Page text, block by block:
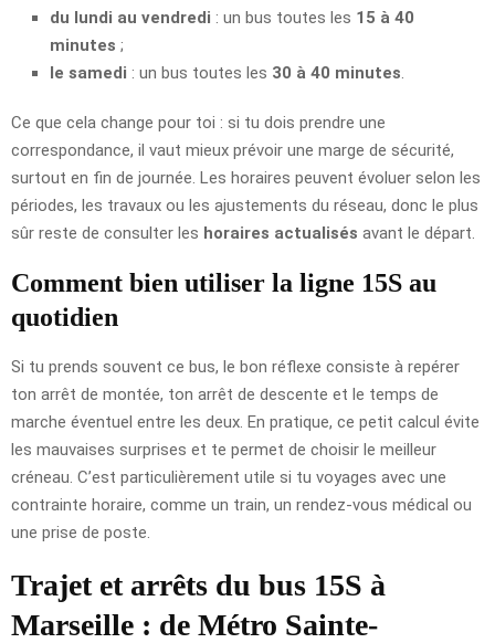
du lundi au vendredi : un bus toutes les 15 à 40
minutes ;
le samedi : un bus toutes les 30 à 40 minutes
Ce que cela change pour toi : si tu dois prendre une
correspondance, il vaut mieux prévoir une marge de sécurité,
surtout en fin de journée. Les horaires peuvent évoluer selon les
périodes, les travaux ou les ajustements du réseau, donc le plus
sûr reste de consulter les horaires actualisés avant le départ.
Comment bien utiliser la ligne 15S au
quotidien
Si tu prends souvent ce bus, le bon réflexe consiste à repérer
ton arrêt de montée, ton arrêt de descente et le temps de
marche éventuel entre les deux. En pratique, ce petit calcul évite
les mauvaises surprises et te permet de choisir le meilleur
créneau. C’est particulièrement utile si tu voyages avec une
contrainte horaire, comme un train, un rendez-vous médical ou
une prise de poste.
Trajet et arrêts du bus 15S à
Marseille : de Métro Sainte-